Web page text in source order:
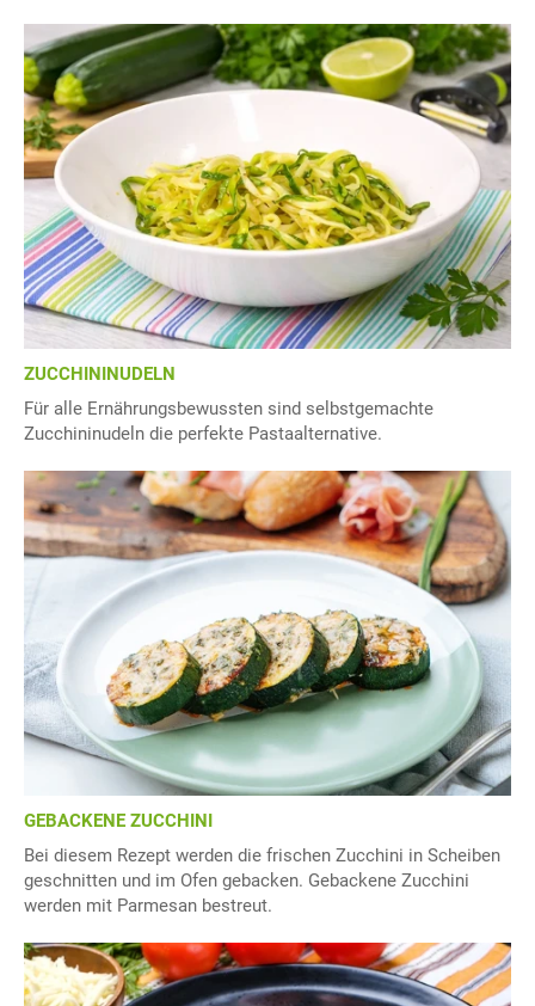
ZUCCHININUDELN
Für alle Ernährungsbewussten sind selbstgemachte
Zucchininudeln die perfekte Pastaalternative.
GEBACKENE ZUCCHINI
Bei diesem Rezept werden die frischen Zucchini in Scheiben
geschnitten und im Ofen gebacken. Gebackene Zucchini
werden mit Parmesan bestreut.